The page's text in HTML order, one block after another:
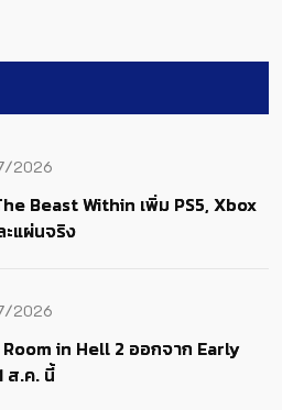
2026
Beast Within เพิ่ม PS5, Xbox
แผ่นจริง
2026
in Hell 2 ออกจาก Early
ส.ค. นี้